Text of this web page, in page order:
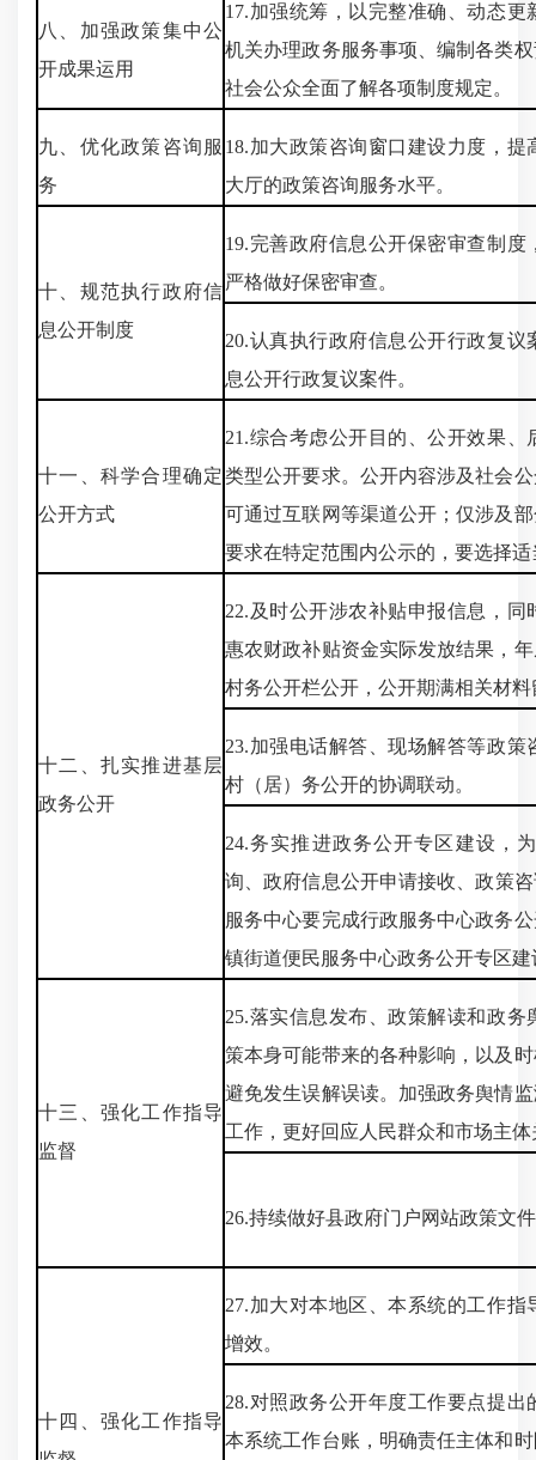
八、加强政策集中公
开成果运用
17.加强统筹，以完整准确、动态
机关办理政务服务事项、编制各类
社会公众全面了解各项制度规定。
九、优化政策咨询服
务
18.加大政策咨询窗口建设力度，
大厅的政策咨询服务水平。
十、规范执行政府信
息公开制度
19.完善政府信息公开保密审查制
严格做好保密审查。
20.认真执行政府信息公开行政复
息公开行政复议案件。
十一、科学合理确定
公开方式
21.综合考虑公开目的、公开效果
类型公开要求。公开内容涉及社会
可通过互联网等渠道公开；仅涉及
要求在特定范围内公示的，要选择
十二、扎实推进基层
政务公开
22.及时公开涉农补贴申报信息，
惠农财政补贴资金实际发放结果，
村务公开栏公开，公开期满相关材
23.加强电话解答、现场解答等政
村（居）务公开的协调联动。
24.务实推进政务公开专区建设，
询、政府信息公开申请接收、政策
服务中心要完成行政服务中心政务
镇街道便民服务中心政务公开专区建
十三、强化工作指导
监督
25.落实信息发布、政策解读和政
策本身可能带来的各种影响，以及
避免发生误解误读。加强政务舆情
工作，更好回应人民群众和市场主体
26.持续做好县政府门户网站政策文
十四、强化工作指导
27.加大对本地区、本系统的工作
增效。
28.对照政务公开年度工作要点提
本系统工作台账，明确责任主体和